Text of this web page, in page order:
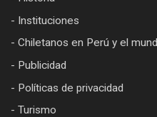
- Instituciones
- Chiletanos en Perú y el
- Publicidad
- Políticas de privacidad
- Turismo